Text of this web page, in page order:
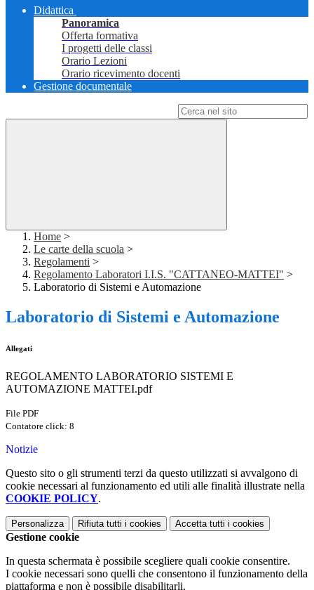
Didattica
Panoramica
Offerta formativa
I progetti delle classi
Orario Lezioni
Orario ricevimento docenti
Gestione documentale
Home >
Le carte della scuola >
Regolamenti >
Regolamento Laboratori I.I.S. "CATTANEO-MATTEI" >
Laboratorio di Sistemi e Automazione
Laboratorio di Sistemi e Automazione
Allegati
REGOLAMENTO LABORATORIO SISTEMI E
AUTOMAZIONE MATTEI.pdf
File PDF
Contatore click: 8
Notizie
Questo sito o gli strumenti terzi da questo utilizzati si avvalgono di
cookie necessari al funzionamento ed utili alle finalità illustrate nella
COOKIE POLICY.
Personalizza Rifiuta tutti i cookies Accetta tutti i cookies
Gestione cookie
In questa schermata è possibile scegliere quali cookie consentire.
I cookie necessari sono quelli che consentono il funzionamento della
piattaforma e non è possibile disabilitarli.